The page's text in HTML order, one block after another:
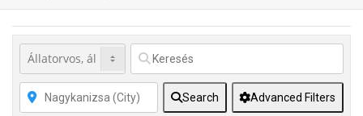
Search Advanced Filters